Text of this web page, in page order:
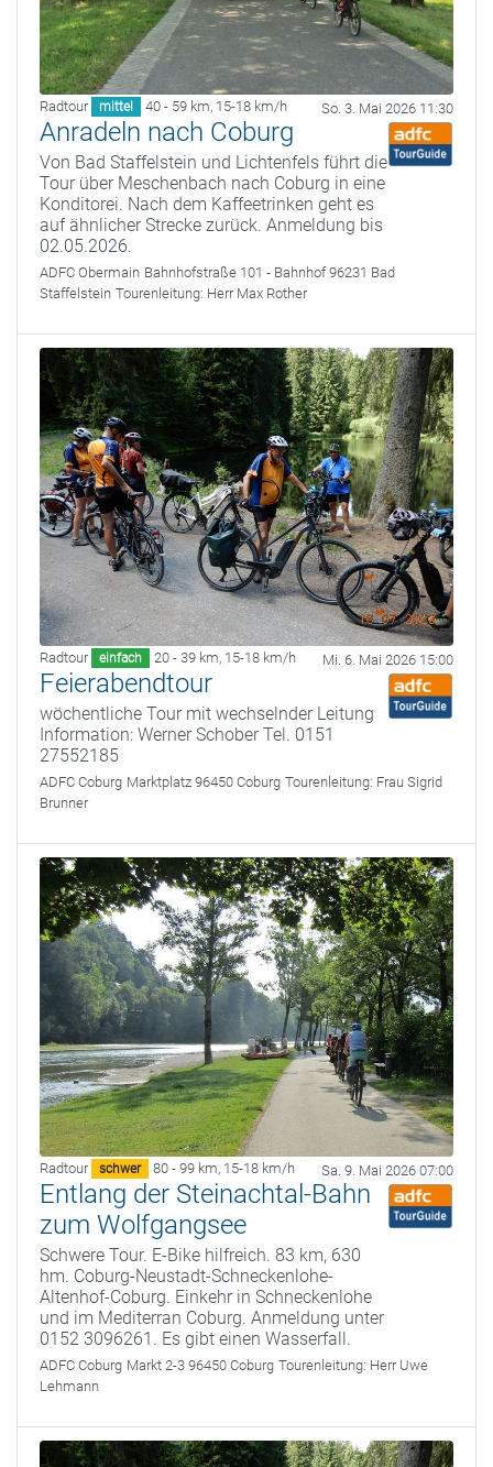
Radtour mittel 40 - 59 km, 15-18 km/h So. 3. Mai 2026 11:30
Anradeln nach Coburg
Von Bad Staffelstein und Lichtenfels führt die
Tour über Meschenbach nach Coburg in eine
Konditorei. Nach dem Kaffeetrinken geht es
auf ähnlicher Strecke zurück. Anmeldung bis
02.05.2026.
ADFC Obermain Bahnhofstraße 101 - Bahnhof 96231 Bad
Staffelstein Tourenleitung: Herr Max Rother
Radtour einfach 20 - 39 km, 15-18 km/h Mi. 6. Mai 2026 15:00
Feierabendtour
wöchentliche Tour mit wechselnder Leitung
Information: Werner Schober Tel. 0151
27552185
ADFC Coburg Marktplatz 96450 Coburg Tourenleitung: Frau Sigrid
Brunner
Radtour schwer 80 - 99 km, 15-18 km/h Sa. 9. Mai 2026 07:00
Entlang der Steinachtal-Bahn
zum Wolfgangsee
Schwere Tour. E-Bike hilfreich. 83 km, 630
hm. Coburg-Neustadt-Schneckenlohe-
Altenhof-Coburg. Einkehr in Schneckenlohe
und im Mediterran Coburg. Anmeldung unter
0152 3096261. Es gibt einen Wasserfall.
ADFC Coburg Markt 2-3 96450 Coburg Tourenleitung: Herr Uwe
Lehmann